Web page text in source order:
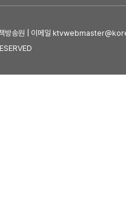
책방송원 | 이메일